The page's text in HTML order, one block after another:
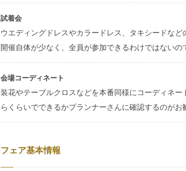
試着会
ウエディングドレスやカラードレス、タキシードな
開催自体が少なく、全員が参加できるわけではない
会場コーディネート
装花やテーブルクロスなどを本番同様にコーディネ
らくらいでできるかプランナーさんに確認するのがお
フェア基本情報